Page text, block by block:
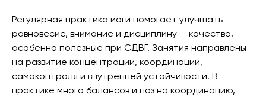
Регулярная практика йоги помогает улучшать
равновесие, внимание и дисциплину — качества,
особенно полезные при СДВГ. Занятия направлены
на развитие концентрации, координации,
самоконтроля и внутренней устойчивости. В
практике много балансов и поз на координацию,